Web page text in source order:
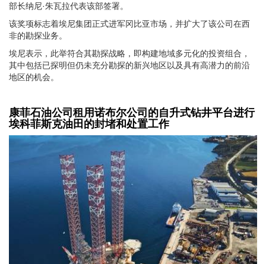
部长纳尼·朱瓦拉代表该部签署。
该奖项标志着埃尼集团正式进军冈比亚市场，并扩大了该公司在西
非的勘探业务。
埃尼表示，此举符合其勘探战略，即构建地域多元化的投资组合，
其中包括已探明但仍未充分勘探的新兴地区以及具有高潜力的前沿
地区的机会。
康菲石油公司租用诺布尔公司的自升式钻井平台进行
埃科菲斯克油田的封堵和处置工作